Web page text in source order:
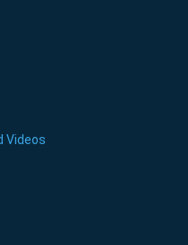
Videos